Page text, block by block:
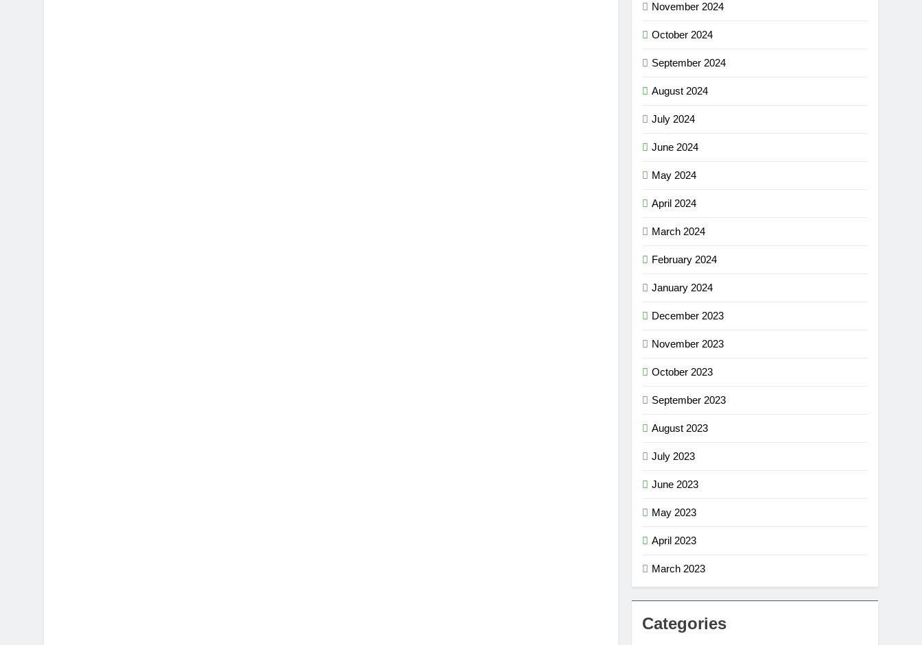
November 2024
October 2024
September 2024
August 2024
July 2024
June 2024
May 2024
April 2024
March 2024
February 2024
January 2024
December 2023
November 2023
October 2023
September 2023
August 2023
July 2023
June 2023
May 2023
April 2023
March 2023
Categories